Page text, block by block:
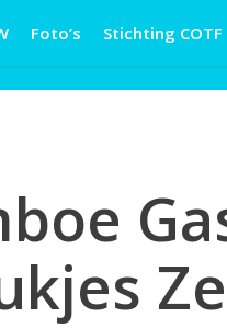
Foto’s Stichting COTF